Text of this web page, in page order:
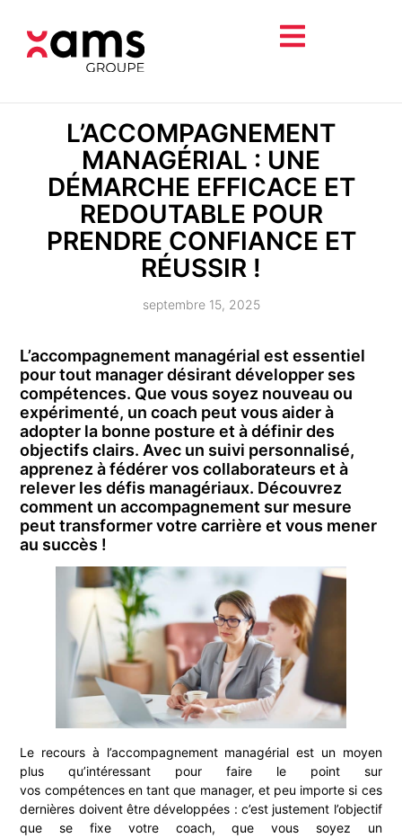
L’ACCOMPAGNEMENT
MANAGÉRIAL : UNE
DÉMARCHE EFFICACE ET
REDOUTABLE POUR
PRENDRE CONFIANCE ET
RÉUSSIR !
septembre 15, 2025
L’accompagnement managérial est essentiel
pour tout manager désirant développer ses
compétences. Que vous soyez nouveau ou
expérimenté, un coach peut vous aider à
adopter la bonne posture et à définir des
objectifs clairs. Avec un suivi personnalisé,
apprenez à fédérer vos collaborateurs et à
relever les défis managériaux. Découvrez
comment un accompagnement sur mesure
peut transformer votre carrière et vous mener
au succès !
Le recours à l’accompagnement managérial est un moyen
plus qu’intéressant pour faire le point sur
vos compétences en tant que manager, et peu importe si ces
dernières doivent être développées : c’est justement l’objectif
que se fixe votre coach, que vous soyez un